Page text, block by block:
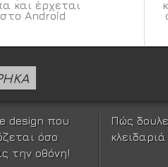
και έρχεται
Android
design που
όσο
την οθόνη!
Πώς
κλειδαριά